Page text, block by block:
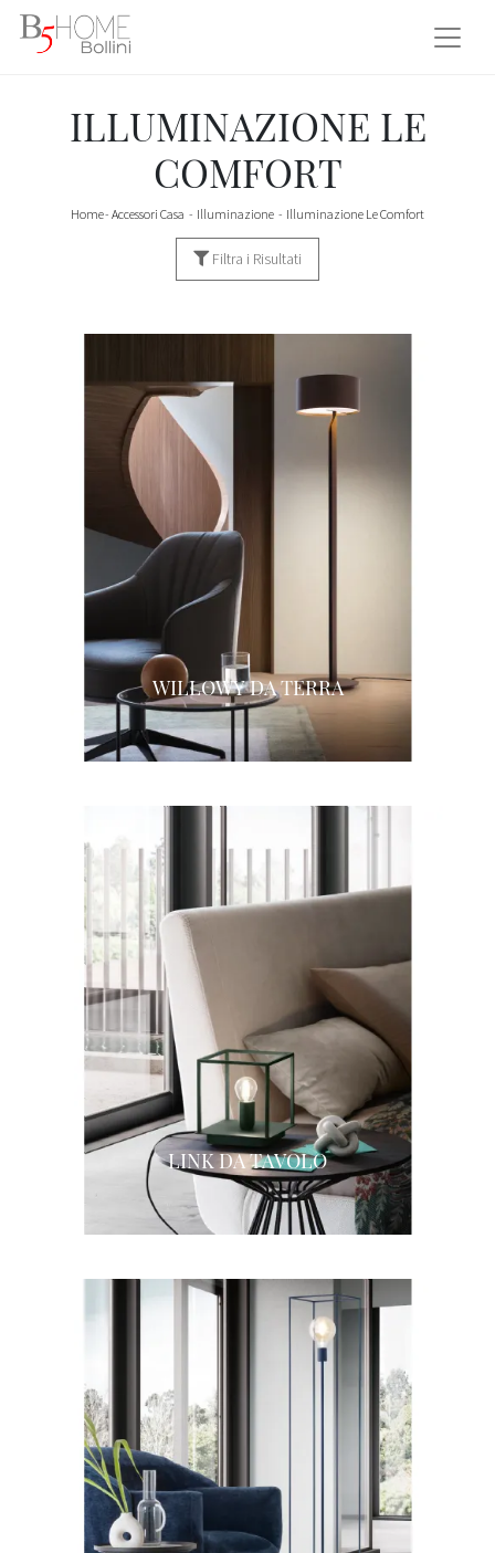
ILLUMINAZIONE LE
COMFORT
Home- Accessori Casa - Illuminazione - Illuminazione Le Comfort
Filtra i Risultati
WILLOWY DA TERRA
LINK DA TAVOLO